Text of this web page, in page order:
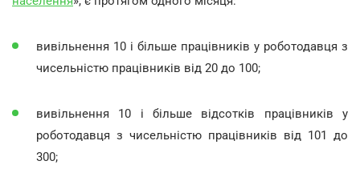
вивільнення 10 і більше працівників у роботодавця з
чисельністю працівників від 20 до 100;
вивільнення 10 і більше відсотків працівників у
роботодавця з чисельністю працівників від 101 до
300;